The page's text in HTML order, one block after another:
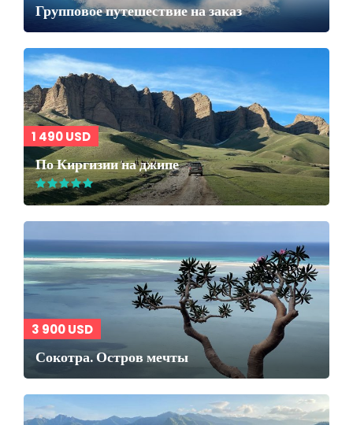
Групповое путешествие на заказ
1 490 USD
По Киргизии на джипе
3 900 USD
Сокотра. Остров мечты